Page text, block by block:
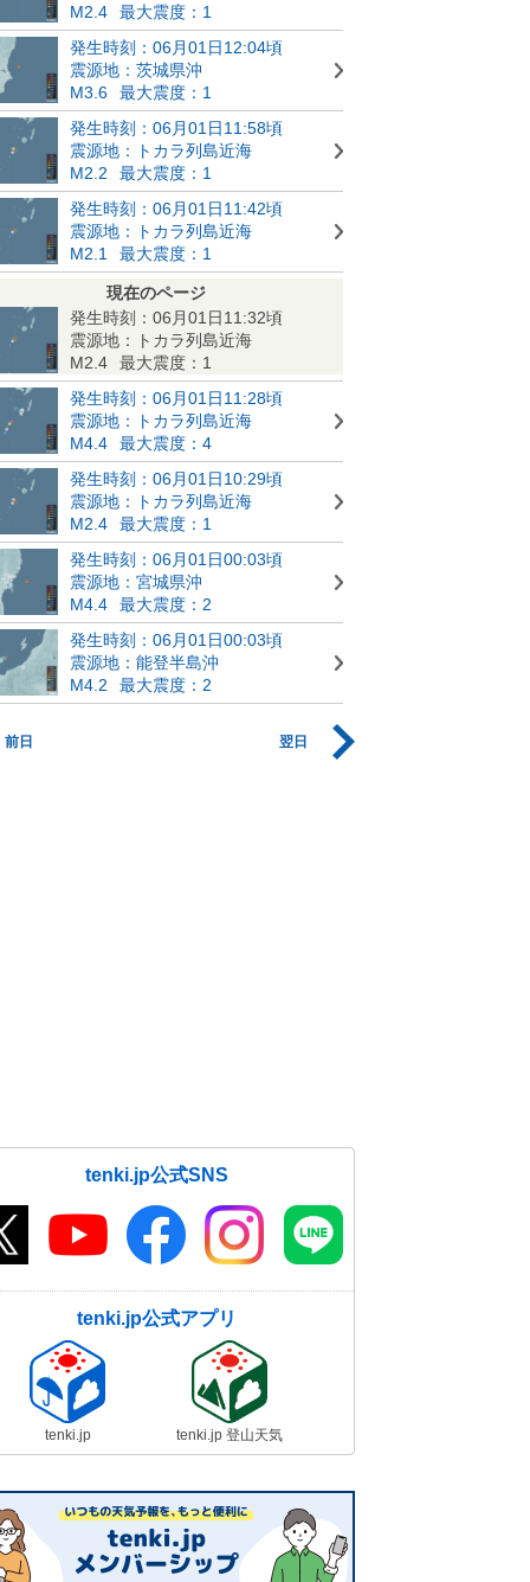
M2.4
最大震度：1
発生時刻：06月01日12:04頃
震源地：茨城県沖
M3.6
最大震度：1
発生時刻：06月01日11:58頃
震源地：トカラ列島近海
M2.2
最大震度：1
発生時刻：06月01日11:42頃
震源地：トカラ列島近海
M2.1
最大震度：1
現在のページ
発生時刻：06月01日11:32頃
震源地：トカラ列島近海
M2.4
最大震度：1
発生時刻：06月01日11:28頃
震源地：トカラ列島近海
M4.4
最大震度：4
発生時刻：06月01日10:29頃
震源地：トカラ列島近海
M2.4
最大震度：1
発生時刻：06月01日00:03頃
震源地：宮城県沖
M4.4
最大震度：2
発生時刻：06月01日00:03頃
震源地：能登半島沖
M4.2
最大震度：2
前日 翌日
tenki.jp公式SNS
tenki.jp公式アプリ
tenki.jp tenki.jp 登山天気